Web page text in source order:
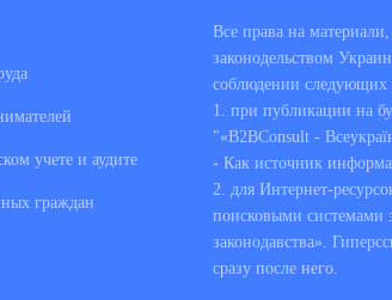
учете и аудите
граждан
Все права на
законодельством
соблюдении следующих
1. при публикации на
"«B2BConsult -
- Как источник
2. для Интернет-
поисковыми системами
законодавства».
сразу после него.